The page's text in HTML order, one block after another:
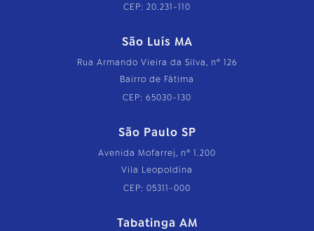
CEP: 20.231-110
São Luís MA
Rua Armando Vieira da Silva, nº 126
Bairro de Fátima
CEP: 65030-130
São Paulo SP
Avenida Mofarrej, nº 1.200
Vila Leopoldina
CEP: 05311-000
Tabatinga AM